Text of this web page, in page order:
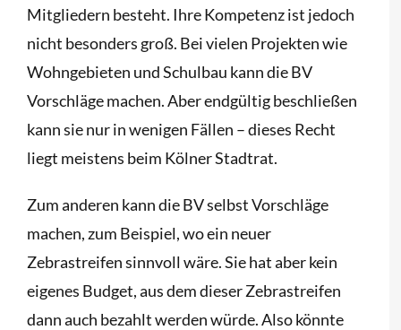
Mitgliedern besteht. Ihre Kompetenz ist jedoch
nicht besonders groß. Bei vielen Projekten wie
Wohngebieten und Schulbau kann die BV
Vorschläge machen. Aber endgültig beschließen
kann sie nur in wenigen Fällen – dieses Recht
liegt meistens beim Kölner Stadtrat.
Zum anderen kann die BV selbst Vorschläge
machen, zum Beispiel, wo ein neuer
Zebrastreifen sinnvoll wäre. Sie hat aber kein
eigenes Budget, aus dem dieser Zebrastreifen
dann auch bezahlt werden würde. Also könnte